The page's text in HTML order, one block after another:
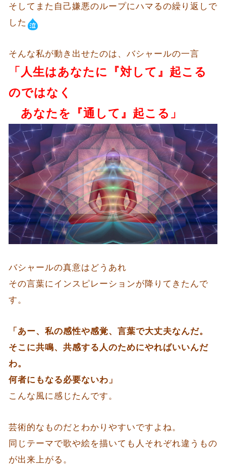
そしてまた自己嫌悪のループにハマるの繰り返しで
した
そんな私が動き出せたのは、バシャールの一言
「人生はあなたに『対して』起こる
のではなく
あなたを『通して』起こる」
バシャールの真意はどうあれ
その言葉にインスピレーションが降りてきたんで
す。
「あー、私の感性や感覚、言葉で大丈夫なんだ。
そこに共鳴、共感する人のためにやればいいんだ
わ。
何者にもなる必要ないわ」
こんな風に感じたんです。
芸術的なものだとわかりやすいですよね。
同じテーマで歌や絵を描いても人それぞれ違うもの
が出来上がる。